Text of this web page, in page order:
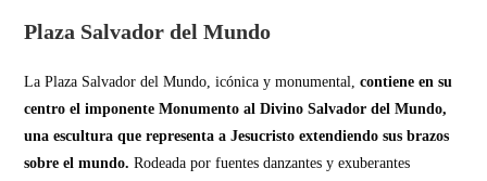
Plaza Salvador del Mundo
La Plaza Salvador del Mundo, icónica y monumental,contiene en su
centro el imponente Monumento al Divino Salvador del Mundo,
una escultura que representa a Jesucristo extendiendo sus brazos
sobre el mundo.Rodeada por fuentes danzantes y exuberantes